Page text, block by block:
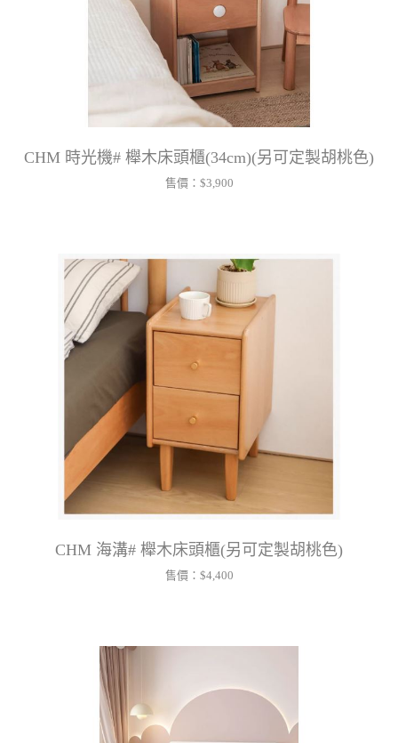
CHM 時光機# 櫸木床頭櫃(34cm)(另可定製胡桃色)
售價： $3,900
CHM 海溝# 櫸木床頭櫃(另可定製胡桃色)
售價： $4,400